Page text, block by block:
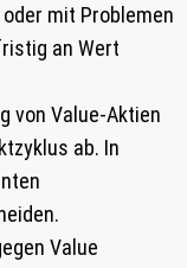
mit Problemen
an Wert
von Value-Aktien
ab. In
Value